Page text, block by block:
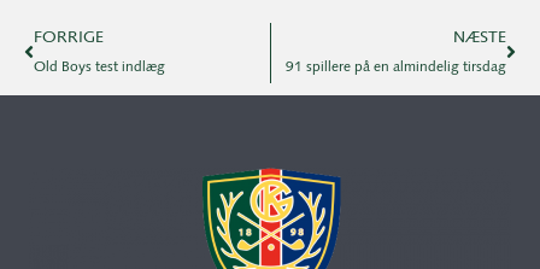
FORRIGE
Old Boys test indlæg
NÆSTE
91 spillere på en almindelig tirsdag